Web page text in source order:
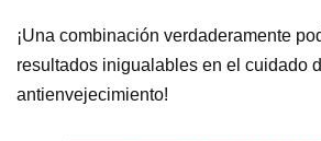
¡Una combinación verdaderamente
resultados inigualables en el cuidado
antienvejecimiento!